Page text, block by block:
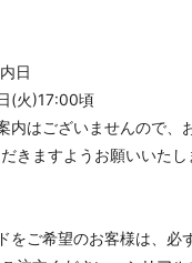
日
(火)17:00頃
内はございませんので、
きますようお願いいたし
をご希望のお客様は、必